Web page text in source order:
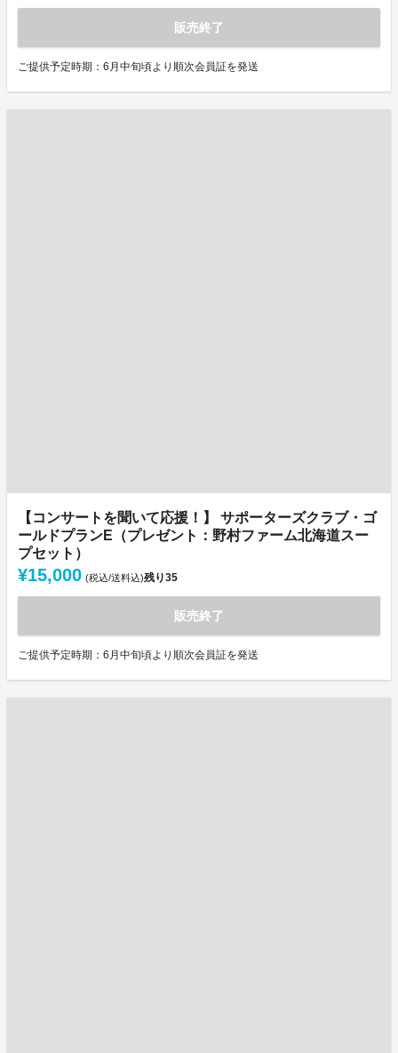
販売終了
ご提供予定時期：6月中旬頃より順次会員証を発送
【コンサートを聞いて応援！】 サポーターズクラブ・ゴ
ールドプランE（プレゼント：野村ファーム北海道スー
プセット）
¥15,000 (税込/送料込)残り35
販売終了
ご提供予定時期：6月中旬頃より順次会員証を発送